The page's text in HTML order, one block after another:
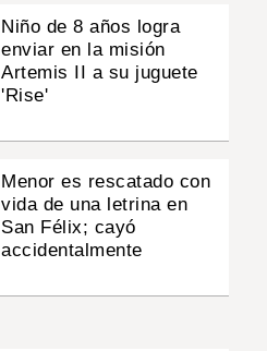
Niño de 8 años logra
enviar en la misión
Artemis II a su juguete
'Rise'
Menor es rescatado con
vida de una letrina en
San Félix; cayó
accidentalmente